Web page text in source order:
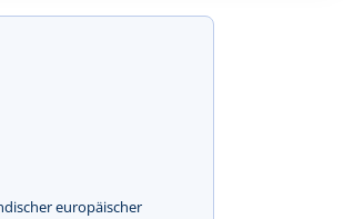
europäischer